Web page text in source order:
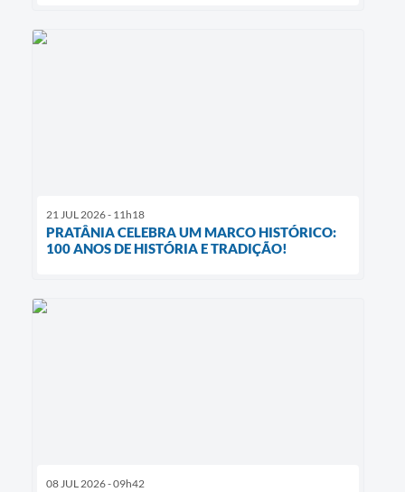
21 JUL 2026 - 11h18
PRATÂNIA CELEBRA UM MARCO HISTÓRICO:
100 ANOS DE HISTÓRIA E TRADIÇÃO!
08 JUL 2026 - 09h42